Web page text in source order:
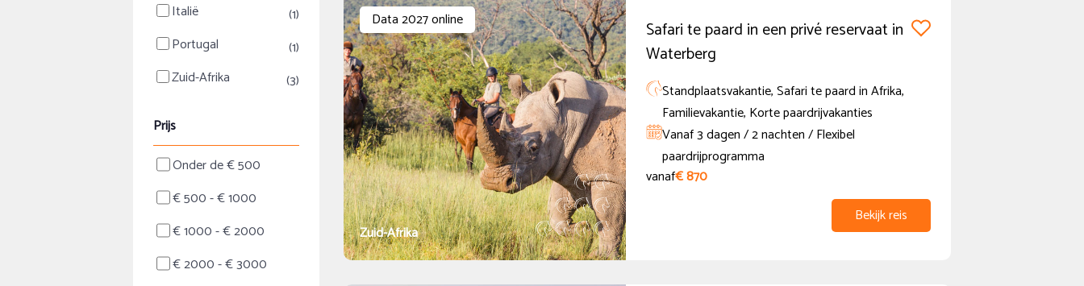
Prijs
Onder de € 500
€ 500 - € 1000
€ 1000 - € 2000
€ 2000 - € 3000
Italië
(1)
Portugal
(1)
Zuid-Afrika
(3)
Data 2027 online
Zuid-Afrika
Safari te paard in een privé reservaat in
Waterberg
Standplaatsvakantie, Safari te paard in Afrika,
Familievakantie, Korte paardrijvakanties
Vanaf 3 dagen / 2 nachten / Flexibel
paardrijprogramma
vanaf€ 870
Bekijk reis